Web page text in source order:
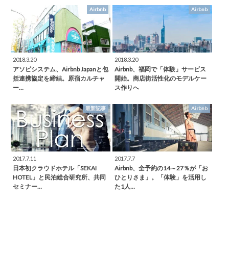
Airbnb
2018.3.20
アソビシステム、Airbnb Japanと包
括連携協定を締結。原宿カルチャ
ー…
Airbnb
2018.3.20
Airbnb、福岡で「体験」サービス
開始。商店街活性化のモデルケー
ス作りへ
最新記事
2017.7.11
日本初クラウドホテル「SEKAI
HOTEL」と民泊総合研究所、共同
セミナー…
Airbnb
2017.7.7
Airbnb、全予約の14～27％が「お
ひとりさま」。「体験」を活用し
た1人…